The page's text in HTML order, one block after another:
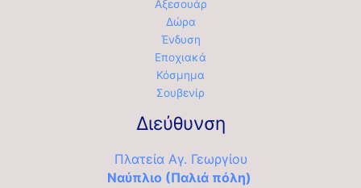
Αξεσουάρ
Δώρα
Ένδυση
Εποχιακά
Κόσμημα
Σουβενίρ
Διεύθυνση
Πλατεία Αγ. Γεωργίου
Ναύπλιο (Παλιά πόλη)